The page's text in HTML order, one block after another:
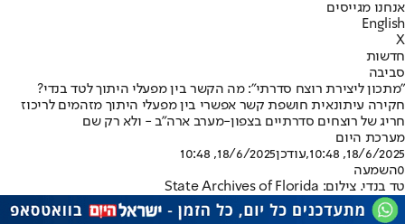
אנחנו מגייסים
English
X
חדשות
סביבה
"מתכון ליצירת רוצח סדרתי": מה הקשר בין מפעלי היתוך לטד בנדי?
חקירה עיתונאית חושפת קשר אפשרי בין מפעלי היתוך מזהמים לריכוז
חריג של רוצחים סדרתיים בצפון-מערב ארה"ב - ולא רק שם
מערכת היום
18/6/2025, 10:48
,עודכן18/6/2025, 10:48
0השמעה
טד בנדי. צילום: State Archives of Florida